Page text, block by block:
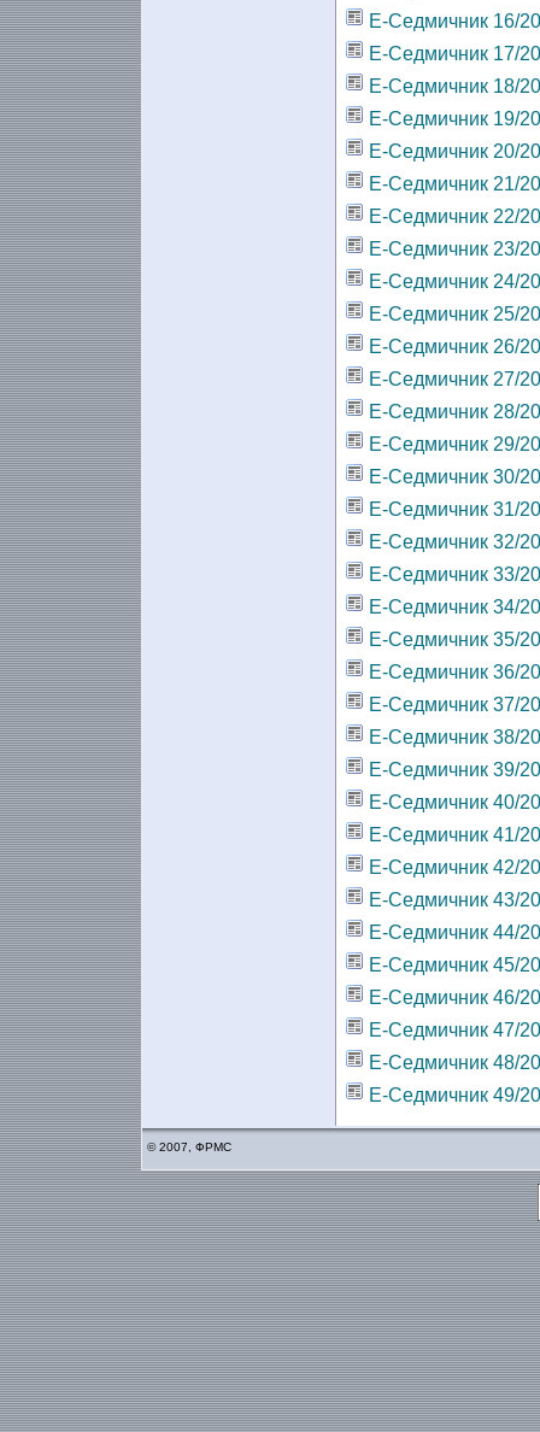
Е-Седмичник 16/
Е-Седмичник 17/
Е-Седмичник 18/
Е-Седмичник 19/
Е-Седмичник 20/
Е-Седмичник 21/
Е-Седмичник 22/
Е-Седмичник 23/
Е-Седмичник 24/
Е-Седмичник 25/
Е-Седмичник 26/
Е-Седмичник 27/
Е-Седмичник 28/
Е-Седмичник 29/
Е-Седмичник 30/
Е-Седмичник 31/
Е-Седмичник 32/
Е-Седмичник 33/
Е-Седмичник 34/
Е-Седмичник 35/
Е-Седмичник 36/
Е-Седмичник 37/
Е-Седмичник 38/
Е-Седмичник 39/
Е-Седмичник 40/
Е-Седмичник 41/
Е-Седмичник 42/
Е-Седмичник 43/
Е-Седмичник 44/
Е-Седмичник 45/
Е-Седмичник 46/
Е-Седмичник 47/
Е-Седмичник 48/
Е-Седмичник 49/
© 2007, ФРМС